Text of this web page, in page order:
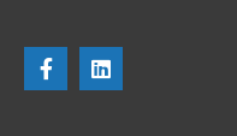
F
a
c
L
i
n